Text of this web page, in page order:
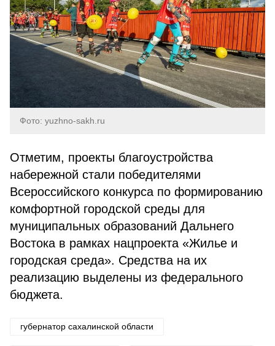
Фото: yuzhno-sakh.ru
Отметим, проекты благоустройства
набережной стали победителями
Всероссийского конкурса по формированию
комфортной городской среды для
муниципальных образований Дальнего
Востока в рамках нацпроекта «Жилье и
городская среда». Средства на их
реализацию выделены из федерального
бюджета.
губернатор сахалинской области